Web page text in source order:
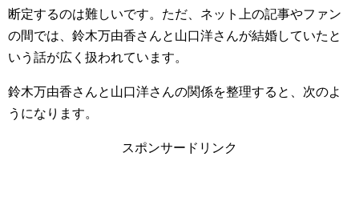
断定するのは難しいです。ただ、ネット上の記事やファン
の間では、鈴木万由香さんと山口洋さんが結婚していたと
いう話が広く扱われています。
鈴木万由香さんと山口洋さんの関係を整理すると、次のよ
うになります。
スポンサードリンク